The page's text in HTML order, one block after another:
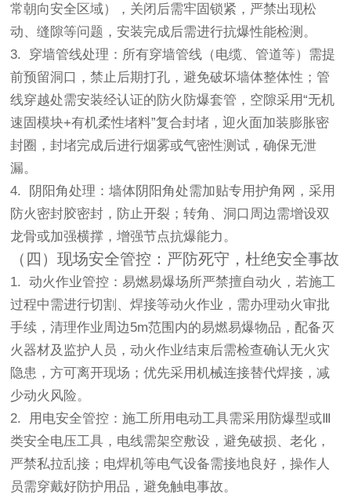
常朝向安全区域），关闭后需牢固锁紧，严禁出现松
动、缝隙等问题，安装完成后需进行抗爆性能检测。
3. 穿墙管线处理：所有穿墙管线（电缆、管道等）需提
前预留洞口，禁止后期打孔，避免破坏墙体整体性；管
线穿越处需安装经认证的防火防爆套管，空隙采用“无机
速固模块+有机柔性堵料”复合封堵，迎火面加装膨胀密
封圈，封堵完成后进行烟雾或气密性测试，确保无泄
漏。
4. 阴阳角处理：墙体阴阳角处需加贴专用护角网，采用
防火密封胶密封，防止开裂；转角、洞口周边需增设双
龙骨或加强横撑，增强节点抗爆能力。
（四）现场安全管控：严防死守，杜绝安全事故
1. 动火作业管控：易燃易爆场所严禁擅自动火，若施工
过程中需进行切割、焊接等动火作业，需办理动火审批
手续，清理作业周边5m范围内的易燃易爆物品，配备灭
火器材及监护人员，动火作业结束后需检查确认无火灾
隐患，方可离开现场；优先采用机械连接替代焊接，减
少动火风险。
2. 用电安全管控：施工所用电动工具需采用防爆型或Ⅲ
类安全电压工具，电线需架空敷设，避免破损、老化，
严禁私拉乱接；电焊机等电气设备需接地良好，操作人
员需穿戴好防护用品，避免触电事故。